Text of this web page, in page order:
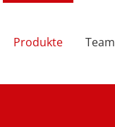
Produkte Team